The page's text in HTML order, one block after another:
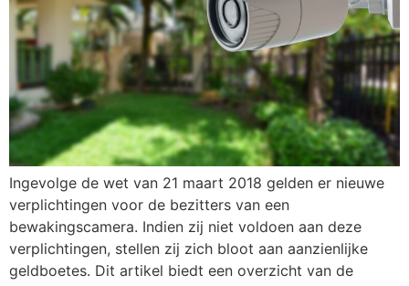
Ingevolge de wet van 21 maart 2018 gelden er nieuwe
verplichtingen voor de bezitters van een
bewakingscamera. Indien zij niet voldoen aan deze
verplichtingen, stellen zij zich bloot aan aanzienlijke
geldboetes. Dit artikel biedt een overzicht van de